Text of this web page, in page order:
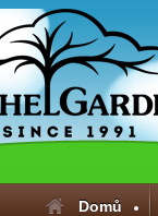
Domů